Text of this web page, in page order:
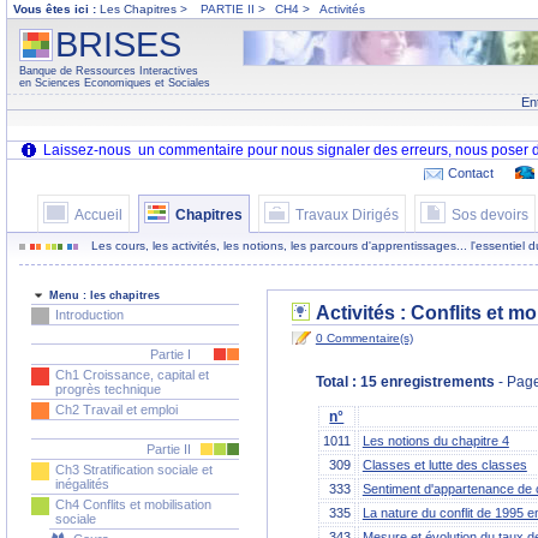
Vous êtes ici : Les Chapitres > PARTIE II > CH4 > Activités
BRISES
Banque de Ressources Interactives
en Sciences Economiques et Sociales
Contact
Accueil Chapitres Travaux Dirigés Sos devoirs
Les cours, les activités, les notions, les parcours d'apprentissages... l'essentiel
Menu : les chapitres
Introduction
Partie I
Ch1 Croissance, capital et
progrès technique
Ch2 Travail et emploi
Partie II
Ch3 Stratification sociale et
inégalités
Ch4 Conflits et mobilisation
sociale
Activités : Conflits et
0 Commentaire(s)
Total : 15 enregistrements -
n°
1011
Les notions du chapitre 4
309
Classes et lutte des classes
333
Sentiment d'appartenance
335
La nature du conflit de 1995